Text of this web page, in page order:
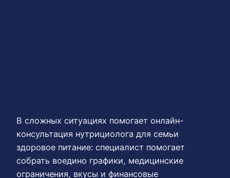
В сложных ситуациях помогает онлайн-
консультация нутрициолога для семьи
здоровое питание: специалист помогает
собрать воедино графики, медицинские
ограничения, вкусы и финансовые